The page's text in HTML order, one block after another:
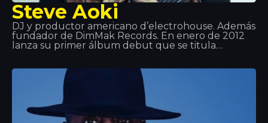
Steve Aoki
DJ y productor americano d’electrohouse. Además
fundador de DimMak Records. En enero de 2012
lanza su primer álbum debut que se titula
fama es tan grande que se convierte en uno de los
mejores DJ del mundo. Aoki también tiene una
línea de audiófonos de música, una agencia de
contratación de artistas, una revista… ¡Una
máquina!